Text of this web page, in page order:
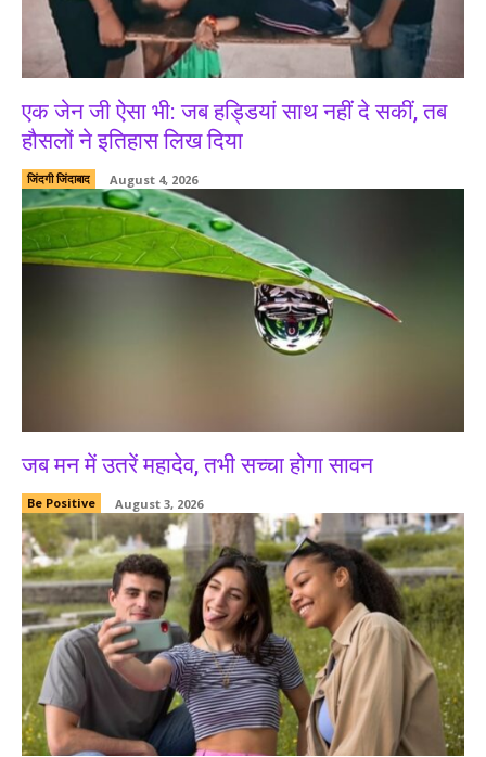
एक जेन जी ऐसा भी: जब हड्डियां साथ नहीं दे सकीं, तब
हौसलों ने इतिहास लिख दिया
जिंदगी जिंदाबाद August 4, 2026
जब मन में उतरें महादेव, तभी सच्चा होगा सावन
Be Positive August 3, 2026